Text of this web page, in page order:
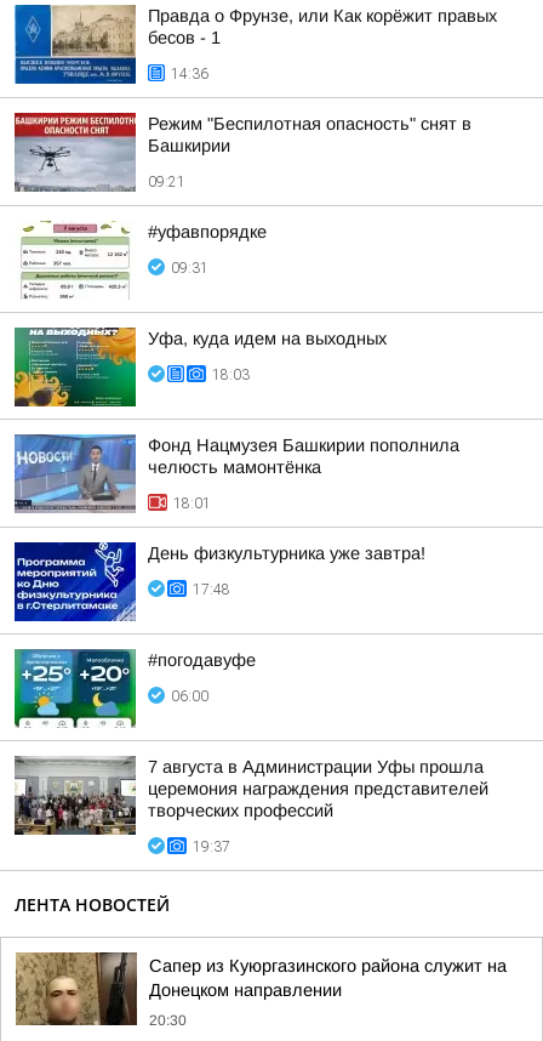
Правда о Фрунзе, или Как корёжит правых
бесов - 1
14:36
Режим "Беспилотная опасность" снят в
Башкирии
09:21
#уфавпорядке
09:31
Уфа, куда идем на выходных
18:03
Фонд Нацмузея Башкирии пополнила
челюсть мамонтёнка
18:01
День физкультурника уже завтра!
17:48
#погодавуфе
06:00
7 августа в Администрации Уфы прошла
церемония награждения представителей
творческих профессий
19:37
ЛЕНТА НОВОСТЕЙ
Сапер из Куюргазинского района служит на
Донецком направлении
20:30